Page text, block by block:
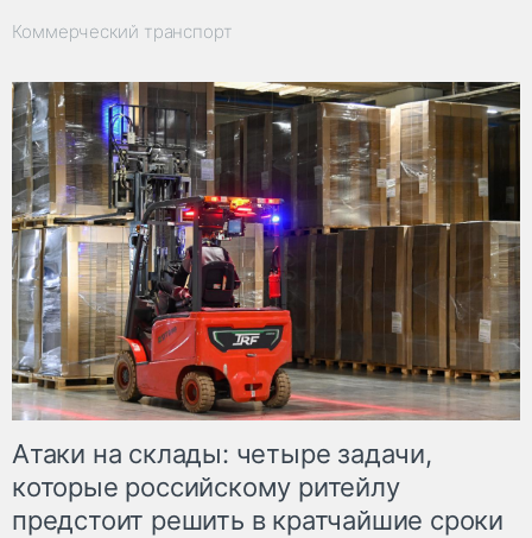
Коммерческий транспорт
Атаки на склады: четыре задачи,
которые российскому ритейлу
предстоит решить в кратчайшие сроки